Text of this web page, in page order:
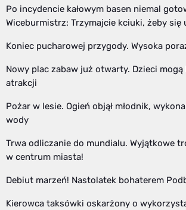
Po incydencie kałowym basen niemal
Wiceburmistrz: Trzymajcie kciuki, żeby się
Koniec pucharowej przygody. Wysoka
Nowy plac zabaw już otwarty. Dzieci
atrakcji
Pożar w lesie. Ogień objął młodnik,
wody
Trwa odliczanie do mundialu. Wyjątkowe
w centrum miasta!
Debiut marzeń! Nastolatek bohaterem
Kierowca taksówki oskarżony o